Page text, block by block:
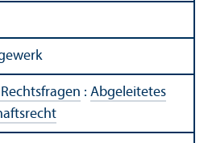
: Abgeleitetes